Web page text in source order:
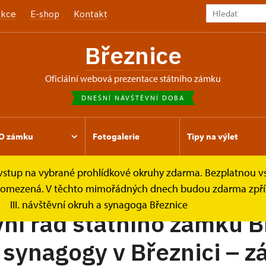
E-shop Kontakt
Březnice
oficiální webová prezentace státního zámku
DNEŠNÍ NÁVŠTĚVNÍ DOBA
zámku Fotogalerie Tipy na výlet
na vybrané prohlídkové okruhy zdarma. Bezplatnou
V těchto mimořádných dnech budou zdarma
III. návštěvní okruh a synagoga Březnice
řád
řád státního zámku
v Březnici –